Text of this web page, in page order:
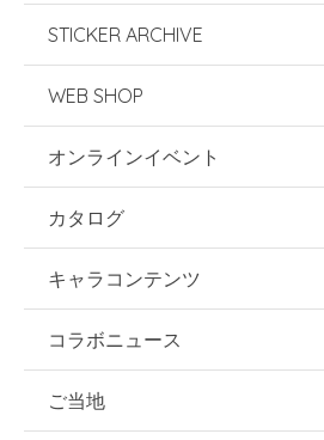
STICKER ARCHIVE
WEB SHOP
オンラインイベント
カタログ
キャラコンテンツ
コラボニュース
ご当地